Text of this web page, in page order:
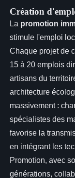
Création
La promotion
stimule l'emploi
Chaque projet de
15 à 20 emplois
artisans du
architecture
massivement :
spécialistes des
favorise la
en intégrant les
Promotion, avec
générations,